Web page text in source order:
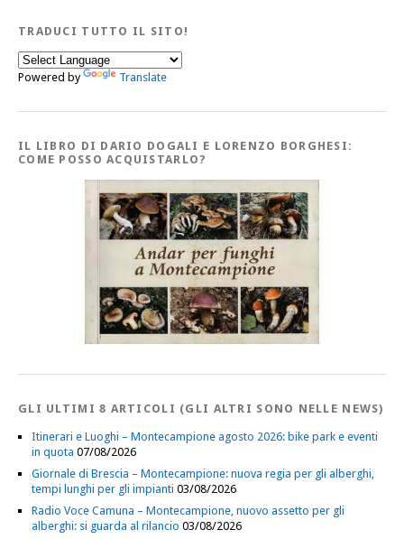
TRADUCI TUTTO IL SITO!
Powered by Translate
IL LIBRO DI DARIO DOGALI E LORENZO BORGHESI:
COME POSSO ACQUISTARLO?
GLI ULTIMI 8 ARTICOLI (GLI ALTRI SONO NELLE NEWS)
Itinerari e Luoghi – Montecampione agosto 2026: bike park e eventi
in quota 07/08/2026
Giornale di Brescia – Montecampione: nuova regia per gli alberghi,
tempi lunghi per gli impianti 03/08/2026
Radio Voce Camuna – Montecampione, nuovo assetto per gli
alberghi: si guarda al rilancio 03/08/2026